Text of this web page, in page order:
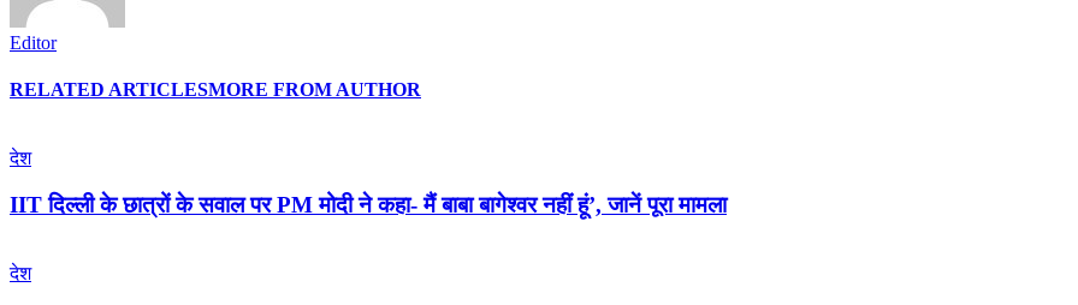
Editor
RELATED ARTICLESMORE FROM AUTHOR
देश
IIT दिल्ली के छात्रों के सवाल पर PM मोदी ने कहा- मैं बाबा बागेश्वर नहीं हूं’, जानें पूरा मामला
देश